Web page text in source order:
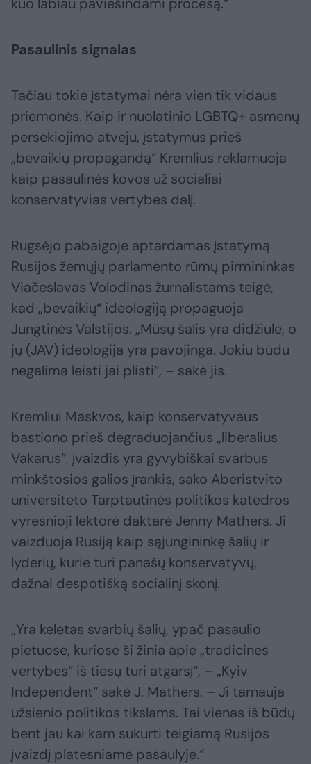
Pasaulinis signalas
Tačiau tokie įstatymai nėra vien tik vidaus
priemonės. Kaip ir nuolatinio LGBTQ+ asmenų
persekiojimo atveju, įstatymus prieš
„bevaikių propagandą“ Kremlius reklamuoja
kaip pasaulinės kovos už socialiai
konservatyvias vertybes dalį.
Rugsėjo pabaigoje aptardamas įstatymą
Rusijos žemųjų parlamento rūmų pirmininkas
Viačeslavas Volodinas žurnalistams teigė,
kad „bevaikių“ ideologiją propaguoja
Jungtinės Valstijos. „Mūsų šalis yra didžiulė, o
jų (JAV) ideologija yra pavojinga. Jokiu būdu
negalima leisti jai plisti“, – sakė jis.
Kremliui Maskvos, kaip konservatyvaus
bastiono prieš degraduojančius „liberalius
Vakarus“, įvaizdis yra gyvybiškai svarbus
minkštosios galios įrankis, sako Aberistvito
universiteto Tarptautinės politikos katedros
vyresnioji lektorė daktarė Jenny Mathers. Ji
vaizduoja Rusiją kaip sąjungininkę šalių ir
lyderių, kurie turi panašų konservatyvų,
dažnai despotišką socialinį skonį.
„Yra keletas svarbių šalių, ypač pasaulio
pietuose, kuriose ši žinia apie „tradicines
vertybes“ iš tiesų turi atgarsį“, – „Kyiv
Independent“ sakė J. Mathers. – Ji tarnauja
užsienio politikos tikslams. Tai vienas iš būdų
bent jau kai kam sukurti teigiamą Rusijos
įvaizdį platesniame pasaulyje.“